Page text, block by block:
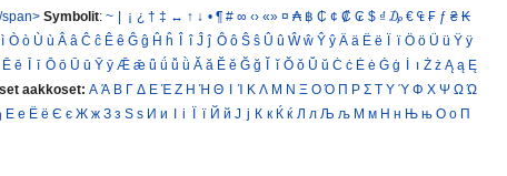
Symbolit: ~ | ¡ ¿ † ‡ ↔ ↑ ↓ • ¶ # ∞ ‹› «» ¤ ₳ ฿ ₵ ¢ ₡ ₢ $ ₫ ₯ € ₠ ₣ ƒ ₴ ₭
ì Ò ò Ù ù Â â Ĉ ĉ Ê ê Ĝ ĝ Ĥ ĥ Î î Ĵ ĵ Ô ô Ŝ ŝ Û û Ŵ ŵ Ŷ ŷ Ä ä Ë ë Ï ï Ö ö Ü ü Ÿ ÿ
Ē ē Ī ī Ō ō Ū ū Ȳ ȳ Ǣ ǣ ǖ ǘ ǚ ǜ Ă ă Ĕ ĕ Ğ ğ Ĭ ĭ Ŏ ŏ Ŭ ŭ Ċ ċ Ė ė Ġ ġ İ ı Ż ż Ą ą Ę
aakkoset: Α Ά Β Γ Δ Ε Έ Ζ Η Ή Θ Ι Ί Κ Λ Μ Ν Ξ Ο Ό Π Ρ Σ Τ Υ Ύ Φ Χ Ψ Ω Ώ
Е е Ё ё Є є Ж ж З з Ѕ ѕ И и І і Ї ї Й й Ј ј К к Ќ ќ Л л Љ љ М м Н н Њ њ О о П